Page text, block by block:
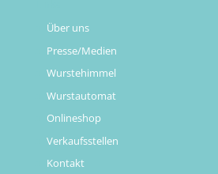
Über uns
Presse/Medien
Wurstehimmel
Wurstautomat
Onlineshop
Verkaufsstellen
Kontakt